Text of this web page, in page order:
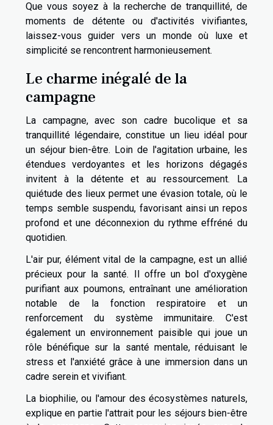
Que vous soyez à la recherche de tranquillité, de
moments de détente ou d'activités vivifiantes,
laissez-vous guider vers un monde où luxe et
simplicité se rencontrent harmonieusement.
Le charme inégalé de la
campagne
La campagne, avec son cadre bucolique et sa
tranquillité légendaire, constitue un lieu idéal pour
un séjour bien-être. Loin de l'agitation urbaine, les
étendues verdoyantes et les horizons dégagés
invitent à la détente et au ressourcement. La
quiétude des lieux permet une évasion totale, où le
temps semble suspendu, favorisant ainsi un repos
profond et une déconnexion du rythme effréné du
quotidien.
L'air pur, élément vital de la campagne, est un allié
précieux pour la santé. Il offre un bol d'oxygène
purifiant aux poumons, entraînant une amélioration
notable de la fonction respiratoire et un
renforcement du système immunitaire. C'est
également un environnement paisible qui joue un
rôle bénéfique sur la santé mentale, réduisant le
stress et l'anxiété grâce à une immersion dans un
cadre serein et vivifiant.
La biophilie, ou l'amour des écosystèmes naturels,
explique en partie l'attrait pour les séjours bien-être